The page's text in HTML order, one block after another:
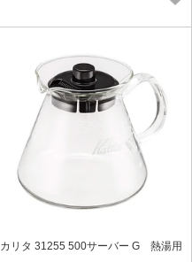
カリタ 31255 500サーバー G 熱湯用